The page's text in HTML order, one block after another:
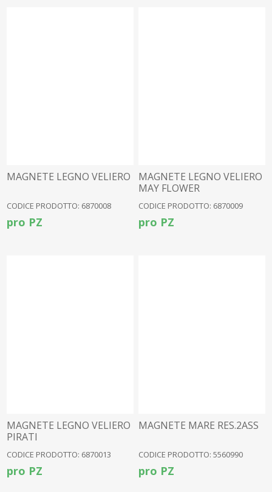
MAGNETE LEGNO VELIERO
CODICE PRODOTTO: 6870008
pro PZ
MAGNETE LEGNO VELIERO
MAY FLOWER
CODICE PRODOTTO: 6870009
pro PZ
MAGNETE LEGNO VELIERO
PIRATI
CODICE PRODOTTO: 6870013
pro PZ
MAGNETE MARE RES.2ASS
CODICE PRODOTTO: 5560990
pro PZ